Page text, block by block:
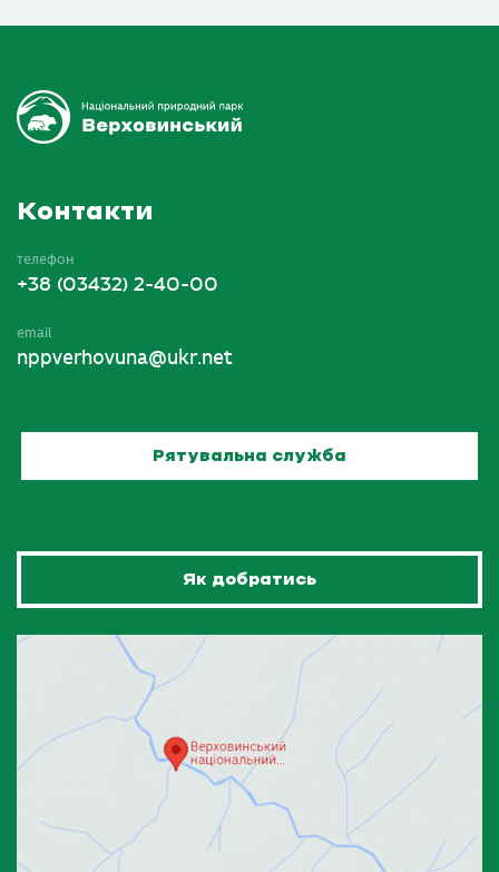
Контакти
телефон
+38 (03432) 2-40-00
email
nppverhovuna@ukr.net
Рятувальна служба
Як добратись